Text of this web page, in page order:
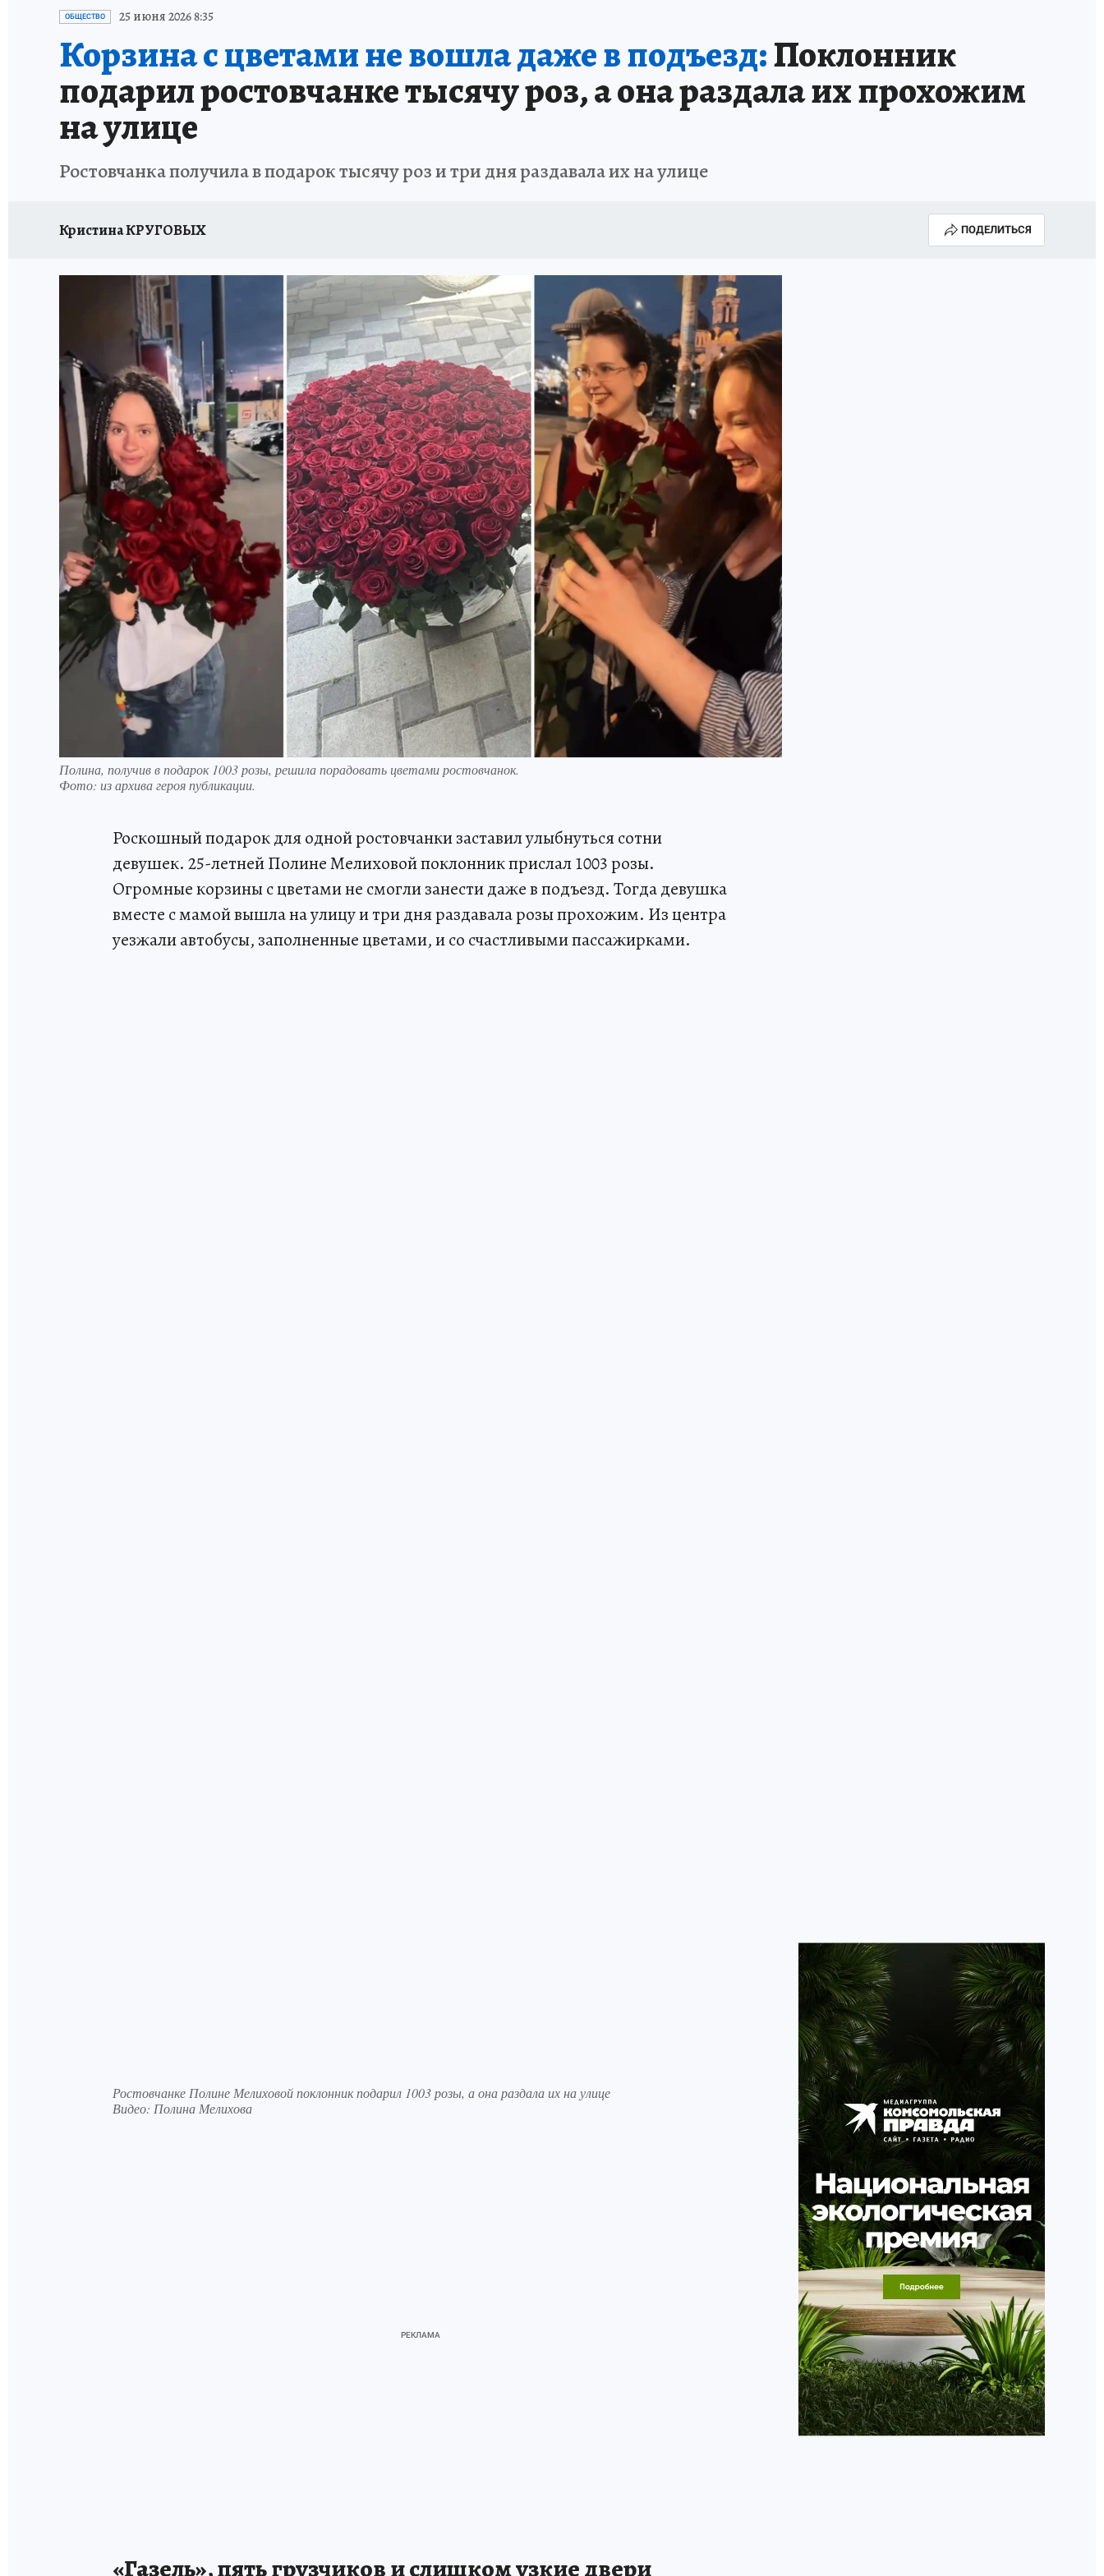
ЗАПОВЕДНАЯ РОССИЯ
ОБЩЕСТВО 25 июня 2026 8:35
Корзина с цветами не вошла даже в подъезд:Поклонник
подарил ростовчанке тысячу роз, а она раздала их прохожим
на улице
Ростовчанка получила в подарок тысячу роз и три дня раздавала их на улице
Кристина КРУГОВЫХ ПОДЕЛИТЬСЯ
Полина, получив в подарок 1003 розы, решила порадовать цветами ростовчанок.
Фото: из архива героя публикации.
Роскошный подарок для одной ростовчанки заставил улыбнуться сотни
девушек. 25-летней Полине Мелиховой поклонник прислал 1003 розы.
Огромные корзины с цветами не смогли занести даже в подъезд. Тогда девушка
вместе с мамой вышла на улицу и три дня раздавала розы прохожим. Из центра
уезжали автобусы, заполненные цветами, и со счастливыми пассажирками.
Ростовчанке Полине Мелиховой поклонник подарил 1003 розы, а она раздала их на улице
Видео: Полина Мелихова
«Газель», пять грузчиков и слишком узкие двери